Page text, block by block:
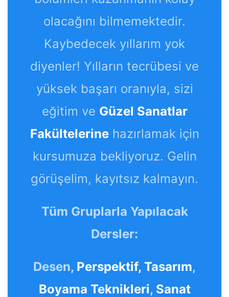
olacağını bilmemektedir.
Kaybedecek yıllarım yok
diyenler! Yılların tecrübesi ve
yüksek başarı oranıyla, sizi
eğitim ve Güzel Sanatlar
Fakültelerinehazırlamak için
kursumuza bekliyoruz. Gelin
görüşelim, kayıtsız kalmayın.
Tüm Gruplarla Yapılacak
Dersler:
Desen, Perspektif, Tasarım,
Boyama Teknikleri, Sanat